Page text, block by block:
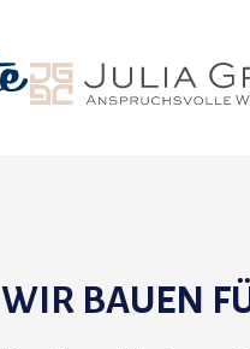
WIR BAUEN